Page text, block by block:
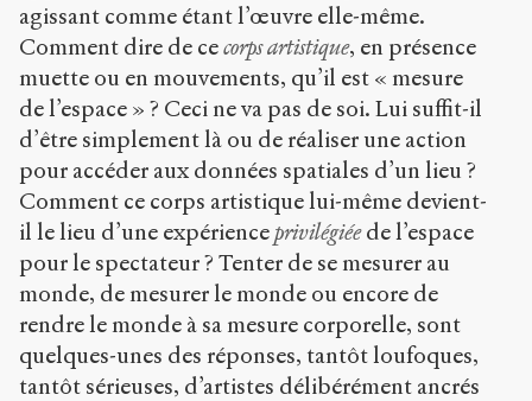
Copier la
référence
Chicago
Copier la
référence
Bibtex
Creative
Commons
Attribution-
NonCommercial-
ShareAlike 4.0
International
(CC BY-NC-SA
4.0)
agissant comme étant l’œuvre elle-même.
Comment dire de cecorps artistique, en présence
muette ou en mouvements, qu’il est « mesure
de l’espace » ? Ceci ne va pas de soi. Lui suffit-il
d’être simplement là ou de réaliser une action
pour accéder aux données spatiales d’un lieu ?
Comment ce corps artistique lui-même devient-
il le lieu d’une expérienceprivilégiéede l’espace
pour le spectateur ? Tenter de se mesurer au
monde, de mesurer le monde ou encore de
rendre le monde à sa mesure corporelle, sont
quelques-unes des réponses, tantôt loufoques,
tantôt sérieuses, d’artistes délibérément ancrés